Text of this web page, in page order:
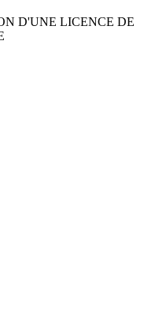
D'UNE LICENCE DE